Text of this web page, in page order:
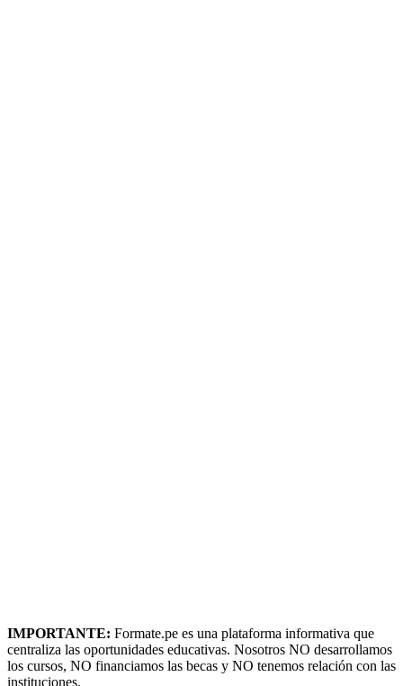
IMPORTANTE: Formate.pe es una plataforma informativa que
centraliza las oportunidades educativas. Nosotros NO desarrollamos
los cursos, NO financiamos las becas y NO tenemos relación con las
instituciones.